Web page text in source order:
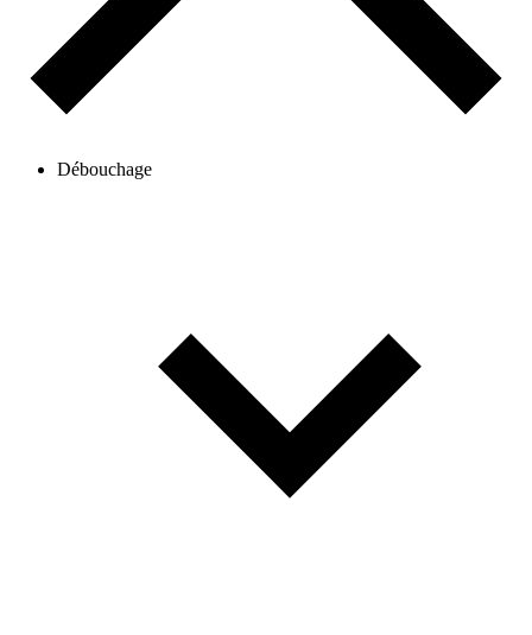
Débouchage